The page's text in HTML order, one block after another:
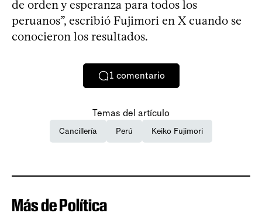
de orden y esperanza para todos los
peruanos”, escribió Fujimori en X cuando se
conocieron los resultados.
1 comentario
Temas del artículo
Cancillería Perú Keiko Fujimori
Más de Política